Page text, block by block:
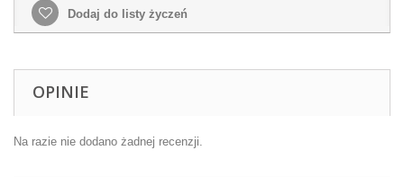
Dodaj do listy życzeń
OPINIE
Na razie nie dodano żadnej recenzji.